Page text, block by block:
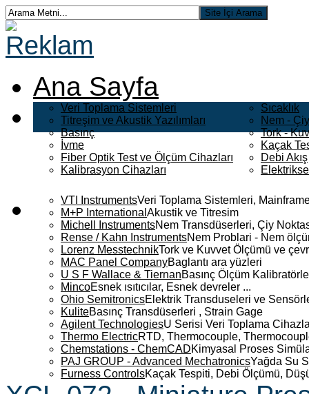
Ana Sayfa
Veri Toplama Sistemleri
Titreşim ve Akustik Yazılımları
Basınç
İvme
Fiber Optik Test ve Ölçüm Cihazları
Kalibrasyon Cihazları
Sıcaklık
Nem -
Tork -
Kaçak
Debi Akış
VTI InstrumentsVeri Toplama Sistemleri,
M+P International Akustik ve Titresim
Michell InstrumentsNem Transdüserleri, Çiy
Rense / Kahn InstrumentsNem Problari - Nem
Lorenz MesstechnikTork ve Kuvvet Ölçümü ve
MAC Panel CompanyBaglantı ara yüzleri
U S F Wallace & TiernanBasınç Ölçüm
MincoEsnek ısıtıcılar, Esnek devreler ...
Ohio SemitronicsElektrik Transduseleri ve
KuliteBasınç Transdüserleri , Strain Gage
Agilent TechnologiesU Serisi Veri Toplama
Thermo ElectricRTD, Thermocouple,
Chemstations - ChemCADKimyasal Proses
PAJ GROUP - Advanced MechatronicsYağda Su
Furness ControlsKaçak Tespiti, Debi Ölçümü,